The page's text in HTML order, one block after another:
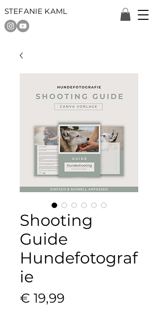
STEFANIE KAML
Shooting
Guide
Hundefotograf
ie
€ 19,99